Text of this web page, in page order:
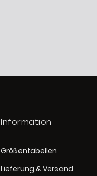
Information
Größentabellen
Lieferung & Versand